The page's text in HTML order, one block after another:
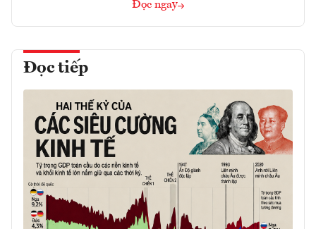
Đọc ngay
Đọc tiếp